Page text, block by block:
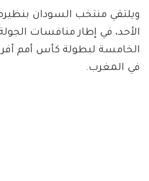
ويلتقي منتخب السودان بنظيره
الأحد، في إطار منافسات
في المغرب.